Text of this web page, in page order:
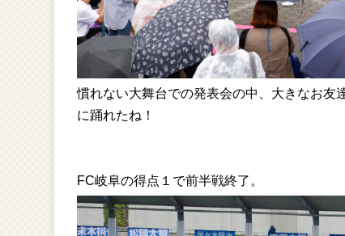
慣れない大舞台での発表会の中、大きなお友
に踊れたね！
FC岐阜の得点１で前半戦終了。